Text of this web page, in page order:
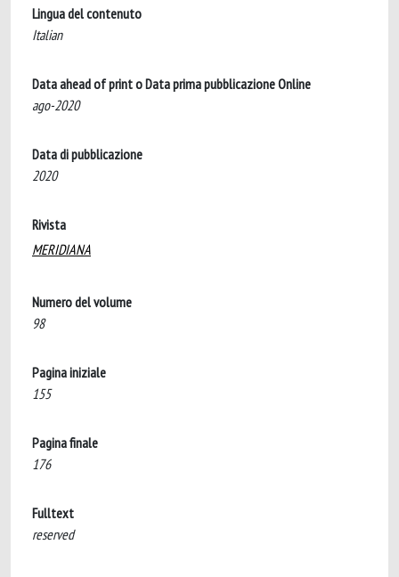
Lingua del contenuto
Italian
Data ahead of print o Data prima pubblicazione Online
ago-2020
Data di pubblicazione
2020
Rivista
MERIDIANA
Numero del volume
98
Pagina iniziale
155
Pagina finale
176
Fulltext
reserved